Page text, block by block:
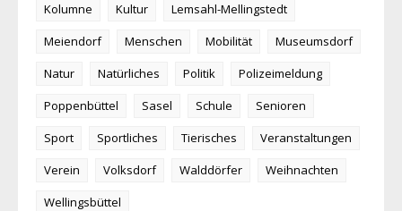
Kolumne
Kultur
Lemsahl-Mellingstedt
Meiendorf
Menschen Mobilität
Museumsdorf
Natur
Natürliches Politik
Polizeimeldung
Poppenbüttel
Sasel Schule
Senioren
Sport
Sportliches Tierisches
Veranstaltungen
Verein
Volksdorf Walddörfer
Weihnachten
Wellingsbüttel